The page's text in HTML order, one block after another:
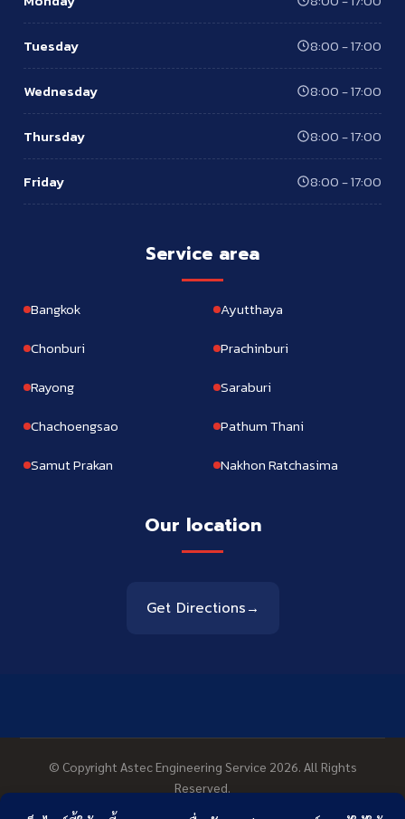
Tuesday 8:00 - 17:00
Wednesday 8:00 - 17:00
Thursday 8:00 - 17:00
Friday 8:00 - 17:00
Service area
Bangkok
Ayutthaya
Chonburi
Prachinburi
Rayong
Saraburi
Chachoengsao
Pathum Thani
Samut Prakan
Nakhon Ratchasima
Our location
Get Directions→
© Copyright Astec Engineering Service 2026. All Rights
Reserved.